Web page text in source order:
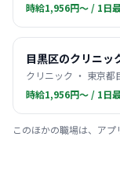
時給1,956円〜 / 1日
目黒区のクリニッ
クリニック ・ 東京都
時給1,956円〜 / 1日
このほかの職場は、アプ